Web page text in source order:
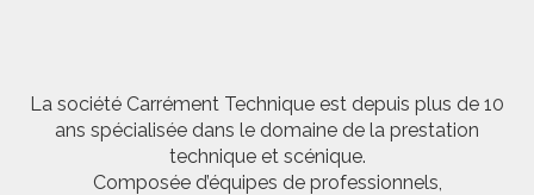
La société Carrément Technique est depuis plus de 10
ans spécialisée dans le domaine de la prestation
technique et scénique.
Composée d’équipes de professionnels,